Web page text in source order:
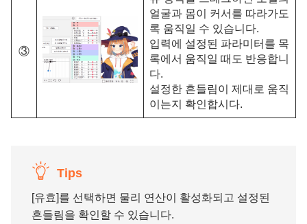
③
얼굴과 몸이 커서를 따라가도
록 움직일 수 있습니다.
입력에 설정된 파라미터를 목
록에서 움직일 때도 반응합니
다.
설정한 흔들림이 제대로 움직
이는지 확인합시다.
Tips
[유효]를 선택하면 물리 연산이 활성화되고 설정된
흔들림을 확인할 수 있습니다.